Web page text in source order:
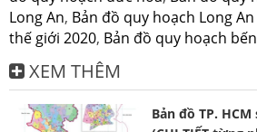
Long An, Bản đồ quy hoạch Long
thế giới 2020, Bản đồ quy hoạch
XEM THÊM
Bản đồ TP.